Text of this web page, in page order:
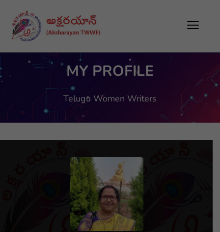
MY PROFILE
Telugu Women Writers